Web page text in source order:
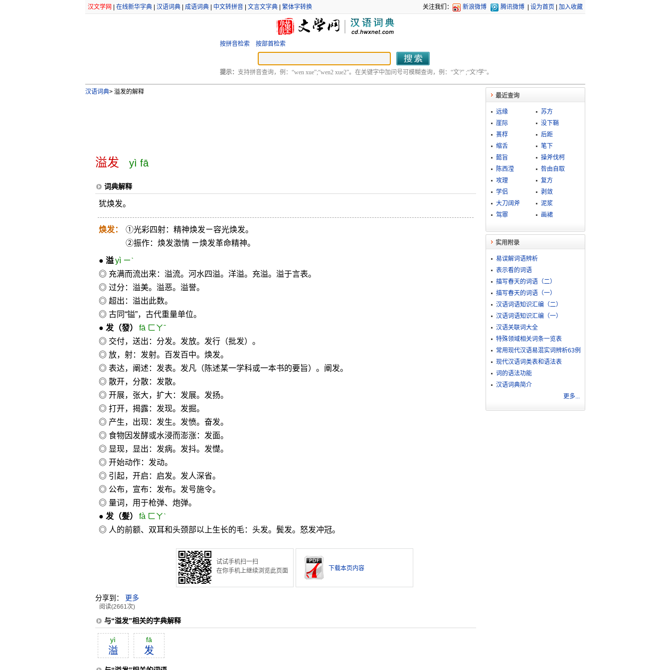
汉文学网 在线新华字典| 汉语词典| 成语词典| 中文转拼音| 文言文字典| 繁体字转换 关注我们： 新浪微博 腾讯微博 设为首页 加入收藏
按拼音检索 按部首检索
提示： 支持拼音查询，例：“wen xue”;“wen2 xue2”。在关键字中加问号可模糊查询，例：“文?” ;“文?学”。
汉语词典>溢发的解释
溢发 yì fā
词典解释
犹焕发。
焕发：
①光彩四射：精神焕发ㄧ容光焕发。
②振作：焕发激情 ㄧ焕发革命精神。
● 溢 yì ㄧˋ
◎ 充满而流出来：溢流。河水四溢。洋溢。充溢。溢于言表。
◎ 过分：溢美。溢恶。溢誉。
◎ 超出：溢出此数。
◎ 古同“镒”，古代重量单位。
● 发（發）
fā ㄈㄚˉ
◎ 交付，送出：分发。发放。发行（批发）。
◎ 放，射：发射。百发百中。焕发。
◎ 表达，阐述：发表。发凡（陈述某一学科或一本书的要旨）。阐发。
◎ 散开，分散：发散。
◎ 开展，张大，扩大：发展。发扬。
◎ 打开，揭露：发现。发掘。
◎ 产生，出现：发生。发愤。奋发。
◎ 食物因发酵或水浸而澎涨：发面。
◎ 显现，显出：发病。发抖。发憷。
◎ 开始动作：发动。
◎ 引起，开启：启发。发人深省。
◎ 公布，宣布：发布。发号施令。
◎ 量词，用于枪弹、炮弹。
● 发（髮）
fà ㄈㄚˋ
◎ 人的前额、双耳和头颈部以上生长的毛：头发。鬓发。怒发冲冠。
试试手机扫一扫
在你手机上继续浏览此页面
下载本页内容
分享到： 更多
阅读(2661次)
与“溢发”相关的字典解释
yì
溢
fā
发
最近查询
远缘
苏方
崖际
没下鞘
蒉桴
后距
缩舌
笔下
懿旨
操斧伐柯
陈西滢
咎由自取
攻理
复方
学侣
剥敛
大刀阔斧
泥浆
驾罪
画裙
实用附录
易误解词语辨析
表示看的词语
描写春天的词语（二）
描写春天的词语（一）
汉语词语知识汇编（二）
汉语词语知识汇编（一）
汉语关联词大全
特殊领域相关词条一览表
常用现代汉语易混实词辨析63例
现代汉语词类表和语法表
词的语法功能
汉语词典简介
更多...